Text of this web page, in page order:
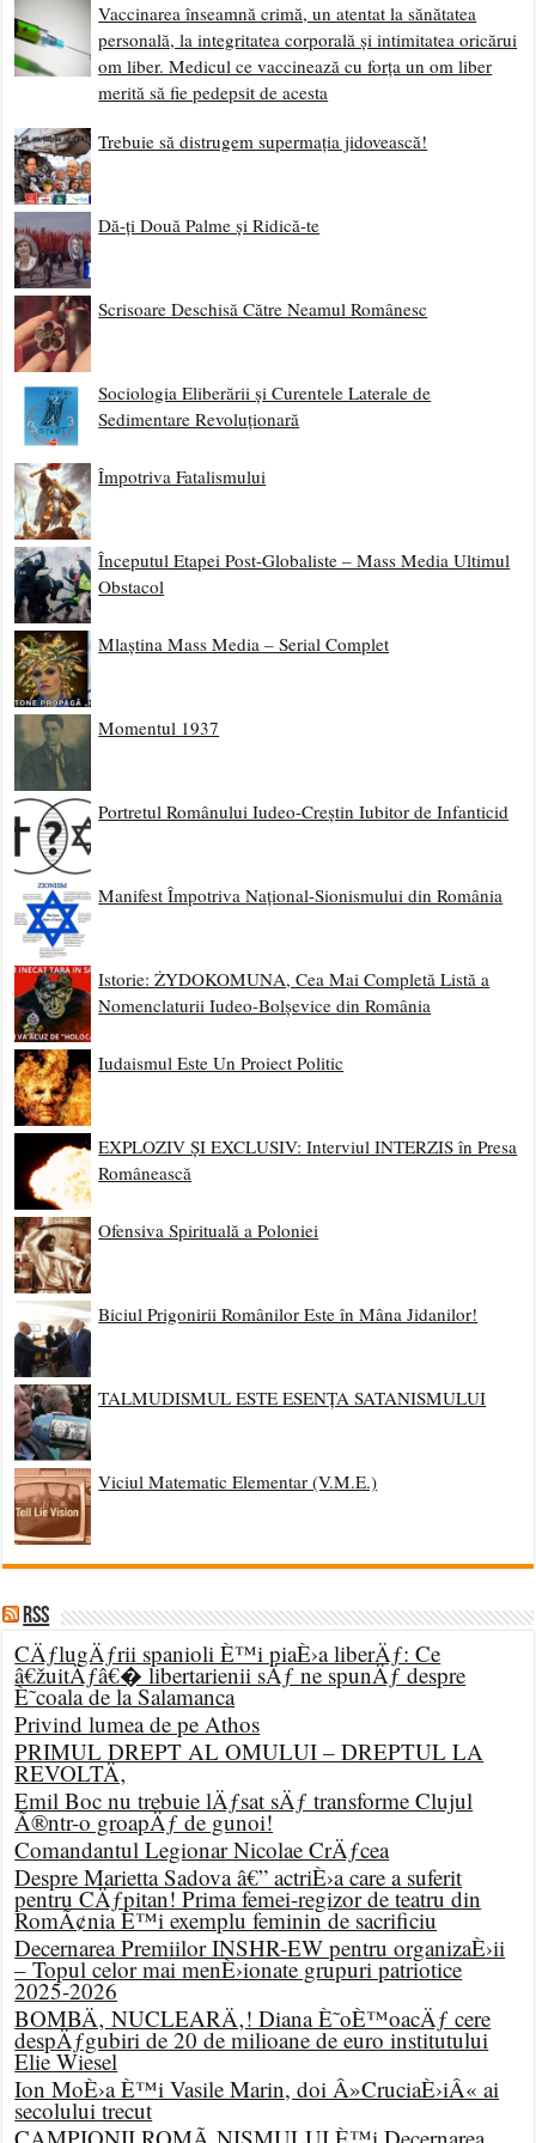
Vaccinarea înseamnă crimă, un atentat la sănătatea
personală, la integritatea corporală și intimitatea oricărui
om liber. Medicul ce vaccinează cu forța un om liber
merită să fie pedepsit de acesta
Trebuie să distrugem supermația jidovească!
Dă-ți Două Palme și Ridică-te
Scrisoare Deschisă Către Neamul Românesc
Sociologia Eliberării și Curentele Laterale de
Sedimentare Revoluționară
Împotriva Fatalismului
Începutul Etapei Post-Globaliste – Mass Media Ultimul
Obstacol
Mlaștina Mass Media – Serial Complet
Momentul 1937
Portretul Românului Iudeo-Creștin Iubitor de Infanticid
Manifest Împotriva Național-Sionismului din România
Istorie: ŻYDOKOMUNA, Cea Mai Completă Listă a
Nomenclaturii Iudeo-Bolșevice din România
Iudaismul Este Un Proiect Politic
EXPLOZIV ȘI EXCLUSIV: Interviul INTERZIS în Presa
Românească
Ofensiva Spirituală a Poloniei
Biciul Prigonirii Românilor Este în Mâna Jidanilor!
TALMUDISMUL ESTE ESENȚA SATANISMULUI
Viciul Matematic Elementar (V.M.E.)
RSS
CÄƒlugÄƒrii spanioli È™i piaÈ›a liberÄƒ: Ce
â€žuitÄƒâ€� libertarienii sÄƒ ne spunÄƒ despre
È˜coala de la Salamanca
Privind lumea de pe Athos
PRIMUL DREPT AL OMULUI – DREPTUL LA
REVOLTÄ‚
Emil Boc nu trebuie lÄƒsat sÄƒ transforme Clujul
Ã®ntr-o groapÄƒ de gunoi!
Comandantul Legionar Nicolae CrÄƒcea
Despre Marietta Sadova â€” actriÈ›a care a suferit
pentru CÄƒpitan! Prima femei-regizor de teatru din
RomÃ¢nia È™i exemplu feminin de sacrificiu
Decernarea Premiilor INSHR-EW pentru organizaÈ›ii
– Topul celor mai menÈ›ionate grupuri patriotice
2025-2026
BOMBÄ‚ NUCLEARÄ‚! Diana È˜oÈ™oacÄƒ cere
despÄƒgubiri de 20 de milioane de euro institutului
Elie Wiesel
Ion MoÈ›a È™i Vasile Marin, doi Â»CruciaÈ›iÂ« ai
secolului trecut